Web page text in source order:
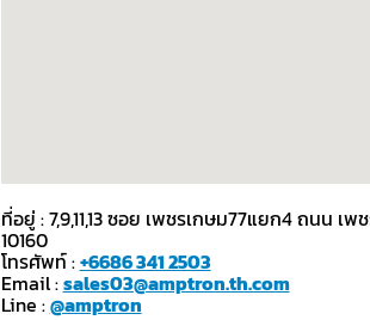
ที่อยู่ : 7,9,11,13 ซอย เพชรเกษม77แยก4 ถนน
10160
โทรศัพท์ :+6686 341 2503
Email :sales03@amptron.th.com
Line :@amptron